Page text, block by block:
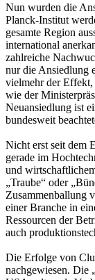
Nun wurden die
Planck-Institut
gesamte Region
international
zahlreiche
nur die Ansiedlung
vielmehr der Effekt,
wie der
Neuansiedlung ist
bundesweit
Nicht erst seit dem
gerade im
und
„Traube“ oder
Zusammenballung
einer Branche in
Ressourcen der
auch
Die Erfolge von
nachgewiesen. Die